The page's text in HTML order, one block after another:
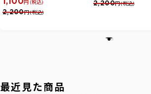
円 (税込)
2,200円 (税込)
2,200円 (税込)
最近見た商品